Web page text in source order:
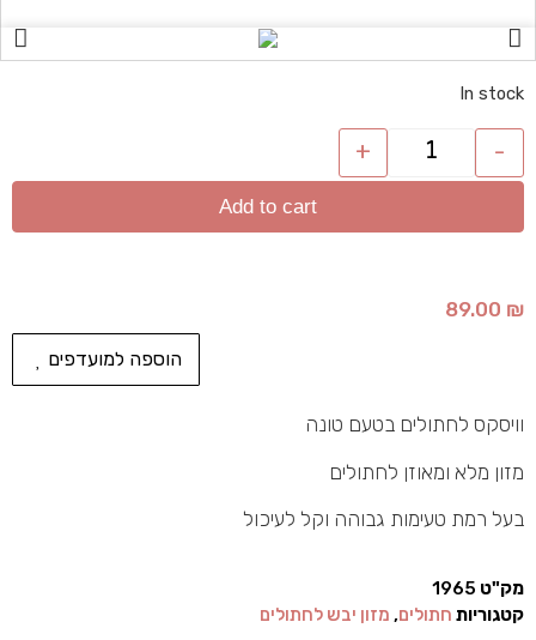
In stock
-
+
Add to cart
89.00 ₪
הוספה למועדפים
וויסקס לחתולים בטעם טונה
מזון מלא ומאוזן לחתולים
בעל רמת טעימות גבוהה וקל לעיכול
מק"ט 1965
קטגוריות חתולים, מזון יבש לחתולים